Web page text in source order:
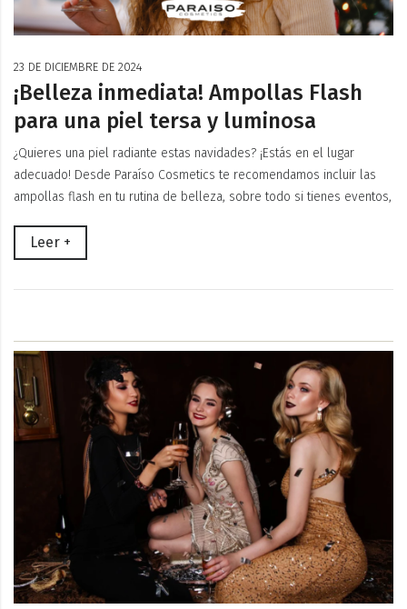
23 DE DICIEMBRE DE 2024
¡Belleza inmediata! Ampollas Flash
para una piel tersa y luminosa
¿Quieres una piel radiante estas navidades? ¡Estás en el lugar
adecuado! Desde Paraíso Cosmetics te recomendamos incluir las
ampollas flash en tu rutina de belleza, sobre todo si tienes eventos,
Leer +